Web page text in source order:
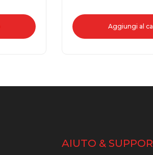
Aggiungi al
AIUTO &